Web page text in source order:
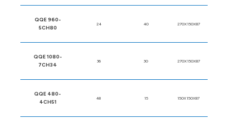
QQE 960-
5CH80
24 40 270X150X87
QQE 1080-
7CH34
36 30 270X150X87
QQE 480-
4CH51
48 15 150X150X87